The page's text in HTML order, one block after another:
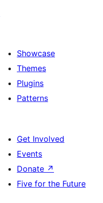
Showcase
Themes
Plugins
Patterns
Get Involved
Events
Donate ↗
Five for the Future